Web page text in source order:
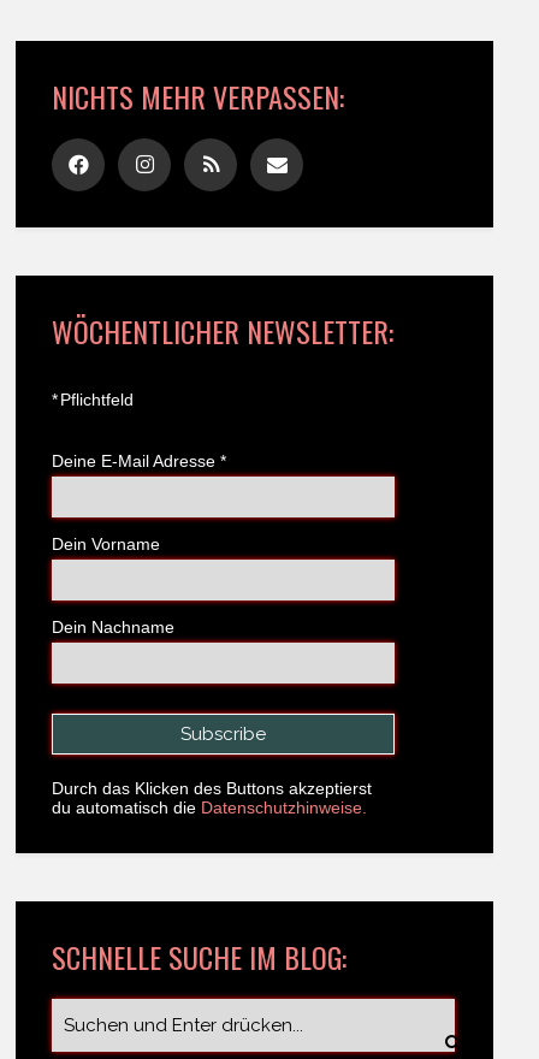
NICHTS MEHR VERPASSEN:
WÖCHENTLICHER NEWSLETTER:
*Pflichtfeld
Deine E-Mail Adresse *
Dein Vorname
Dein Nachname
Durch das Klicken des Buttons akzeptierst
du automatisch die Datenschutzhinweise.
SCHNELLE SUCHE IM BLOG: